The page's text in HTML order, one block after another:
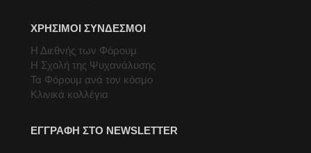
ΧΡΗΣΙΜΟΙ ΣΥΝΔΕΣΜΟΙ
Η Διεθνής των Φόρουμ
Η Σχολή της Ψυχανάλυσης
Τα Φόρουμ ανά τον κόσμο
Κλινικά κολλέγια
ΕΓΓΡΑΦΗ ΣΤΟ NEWSLETTER